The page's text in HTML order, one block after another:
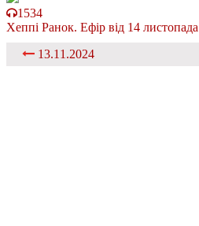
1534
Хеппі Ранок. Ефір від 14 листопада
13.11.2024